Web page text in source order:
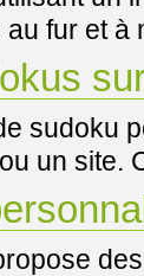
fur et à
sudoku
ou un site.
des